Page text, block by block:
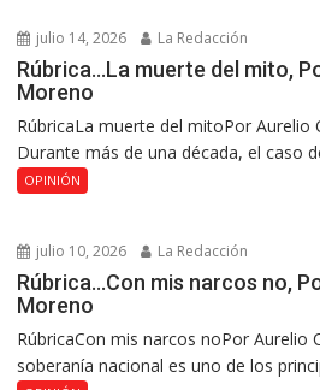
julio 14, 2026 La Redacción
Rúbrica…La muerte del mito,
Moreno
RúbricaLa muerte del mitoPor Aurelio
Durante más de una década, el caso
OPINIÓN
julio 10, 2026 La Redacción
Rúbrica…Con mis narcos no,
Moreno
RúbricaCon mis narcos noPor Aurelio
soberanía nacional es uno de los